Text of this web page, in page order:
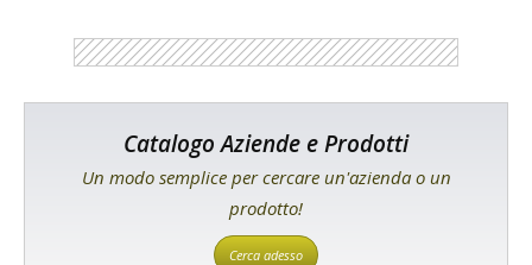
Catalogo Aziende e Prodotti
Un modo semplice per cercare un'azienda o un
prodotto!
Cerca adesso